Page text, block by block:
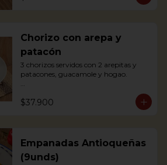
crunchiness, accompanied by creole
potatoes, onion and agras reduction.
Chorizo con arepa y
patacón
3 chorizos servidos con 2 arepitas y
patacones, guacamole y hogao.
Antioquian Sausage with arepa and
green plantains.
$37.900
Empanadas Antioqueñas
(9unds)